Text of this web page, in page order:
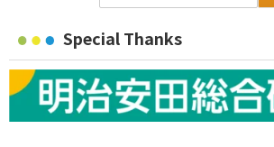
Special Thanks